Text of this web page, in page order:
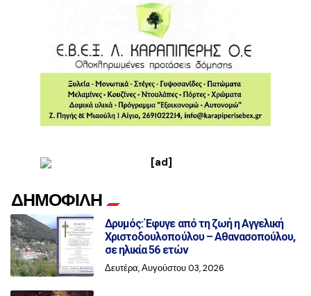
ΔΗΜΟΦΙΛΗ
Δρυμός: Έφυγε από τη ζωή η Αγγελική
Χριστοδουλοπούλου – Αθανασοπούλου,
σε ηλικία 56 ετών
Δευτέρα, Αυγούστου 03, 2026